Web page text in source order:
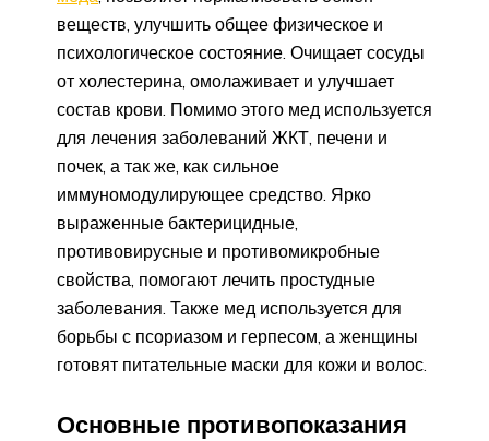
веществ, улучшить общее физическое и
психологическое состояние. Очищает сосуды
от холестерина, омолаживает и улучшает
состав крови. Помимо этого мед используется
для лечения заболеваний ЖКТ, печени и
почек, а так же, как сильное
иммуномодулирующее средство. Ярко
выраженные бактерицидные,
противовирусные и противомикробные
свойства, помогают лечить простудные
заболевания. Также мед используется для
борьбы с псориазом и герпесом, а женщины
готовят питательные маски для кожи и волос.
Основные противопоказания